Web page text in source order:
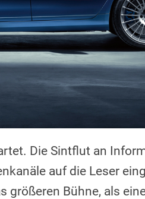
Die Sintflut an
auf die Leser
größeren Bühne, als